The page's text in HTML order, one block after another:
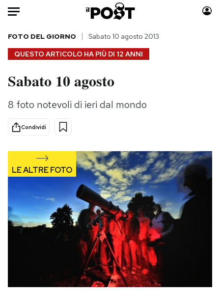
Auto
HOME
Italia
Politica
Tecnologia
Scienza
Cultura
Sport
Consumismi
Media
Europa
Altrecose
Mondiali calcio 2026
QUESTO ARTICOLO HA PIÙ DI 12 ANNI
FOTO DEL GIORNO Sabato 10 agosto 2013
Sabato 10 agosto
8 foto notevoli di ieri dal mondo
Condividi